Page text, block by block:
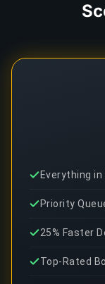
Everything
Priority
25% Faster
Top-Rated